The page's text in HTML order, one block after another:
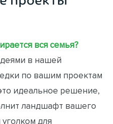
вся семья?
в нашей
по вашим проектам
идеальное решение,
ландшафт вашего
для